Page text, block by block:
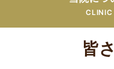
CLINIC
皆